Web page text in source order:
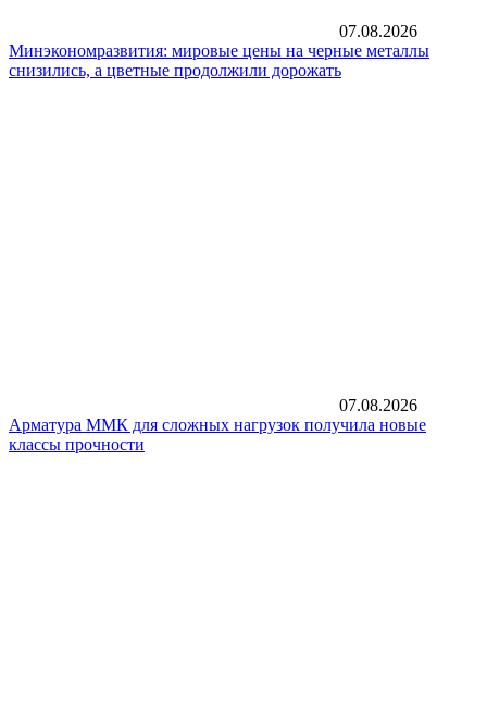
07.08.2026
Минэкономразвития: мировые цены на черные металлы
снизились, а цветные продолжили дорожать
07.08.2026
Арматура ММК для сложных нагрузок получила новые
классы прочности